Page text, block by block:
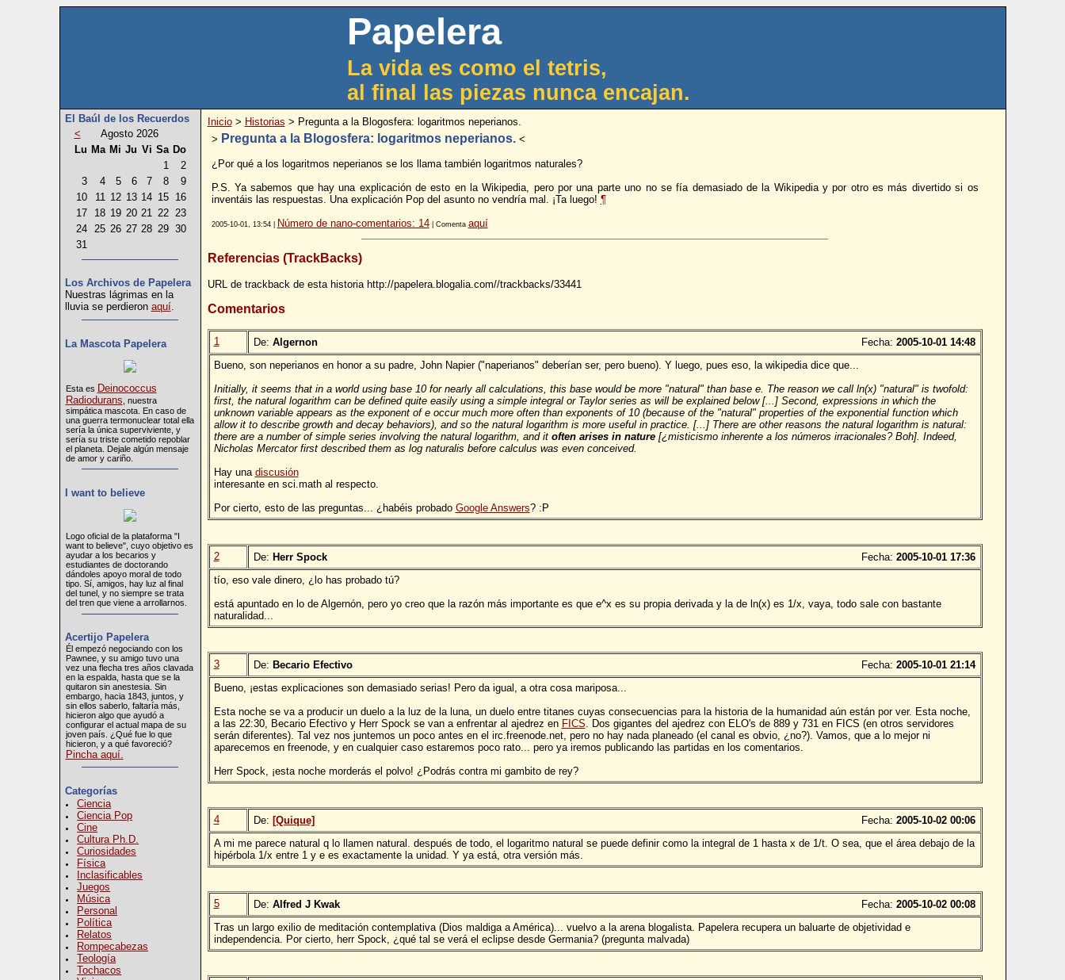
Papelera
La vida es como el tetris,
al final las piezas nunca encajan.
El Baúl de los Recuerdos
<
Agosto 2026
Lu Ma Mi Ju Vi Sa Do
1
2
3
4 5 6 7 8
9
10
11 12 13 14 15
16
17
18 19 20 21 22 23
24
25 26 27 28 29 30
31
Los Archivos de Papelera
Nuestras lágrimas en la
lluvia se perdieron aquí.
La Mascota Papelera
Esta es Deinococcus
Radiodurans , nuestra
simpática mascota. En caso de
una guerra termonuclear total ella
sería la única superviviente, y
sería su triste cometido repoblar
el planeta. Dejale algún mensaje
de amor y cariño.
I want to believe
Logo oficial de la plataforma "I
want to believe", cuyo objetivo es
ayudar a los becarios y
estudiantes de doctorando
dándoles apoyo moral de todo
tipo. Sí, amigos, hay luz al final
del tunel, y no siempre se trata
del tren que viene a arrollarnos.
Acertijo Papelera
Él empezó negociando con los
Pawnee, y su amigo tuvo una
vez una flecha tres años clavada
en la espalda, hasta que se la
quitaron sin anestesia. Sin
embargo, hacia 1843, juntos, y
sin ellos saberlo, faltaría más,
hicieron algo que ayudó a
configurar el actual mapa de su
joven país. ¿Qué fue lo que
hicieron, y a qué favoreció?
Pincha aquí.
Categorías
Ciencia
Ciencia Pop
Cine
Cultura Ph.D.
Curiosidades
Física
Inclasificables
Juegos
Música
Personal
Política
Relatos
Rompecabezas
Teología
Tochacos
Inicio> Historias > Pregunta a la Blogosfera: logaritmos neperianos.
> Pregunta a la Blogosfera: logaritmos neperianos.<
¿Por qué a los logaritmos neperianos se los llama también logaritmos naturales?
P.S. Ya sabemos que hay una explicación de esto en la Wikipedia, pero por una parte uno no se fía demasiado de la Wikipedia y por otro es más divertido si os
inventáis las respuestas. Una explicación Pop del asunto no vendría mal. ¡Ta luego! ¶
2005-10-01, 13:54 | Número de nano-comentarios: 14| Comenta aquí
Referencias (TrackBacks)
URL de trackback de esta historia http://papelera.blogalia.com//trackbacks/33441
Comentarios
1 De: Algernon Fecha: 2005-10-01 14:48
Bueno, son neperianos en honor a su padre, John Napier ("naperianos" deberían ser, pero bueno). Y luego, pues eso, la wikipedia dice que...
Initially, it seems that in a world using base 10 for nearly all calculations, this base would be more "natural" than base e. The reason we call ln(x) "natural" is twofold:
first, the natural logarithm can be defined quite easily using a simple integral or Taylor series as will be explained below [...] Second, expressions in which the
unknown variable appears as the exponent of e occur much more often than exponents of 10 (because of the "natural" properties of the exponential function which
allow it to describe growth and decay behaviors), and so the natural logarithm is more useful in practice. [...] There are other reasons the natural logarithm is natural:
there are a number of simple series involving the natural logarithm, and it often arises in nature[¿misticismo inherente a los números irracionales? Boh]. Indeed,
Nicholas Mercator first described them as log naturalis before calculus was even conceived.
Hay una discusión
interesante en sci.math al respecto.
Por cierto, esto de las preguntas... ¿habéis probado Google Answers? :P
2 De: Herr Spock Fecha: 2005-10-01 17:36
tío, eso vale dinero, ¿lo has probado tú?
está apuntado en lo de Algernón, pero yo creo que la razón más importante es que e^x es su propia derivada y la de ln(x) es 1/x, vaya, todo sale con bastante
naturalidad...
3 De: Becario Efectivo Fecha: 2005-10-01 21:14
Bueno, ¡estas explicaciones son demasiado serias! Pero da igual, a otra cosa mariposa...
Esta noche se va a producir un duelo a la luz de la luna, un duelo entre titanes cuyas consecuencias para la historia de la humanidad aún están por ver. Esta noche,
a las 22:30, Becario Efectivo y Herr Spock se van a enfrentar al ajedrez en FICS. Dos gigantes del ajedrez con ELO's de 889 y 731 en FICS (en otros servidores
serán diferentes). Tal vez nos juntemos un poco antes en el irc.freenode.net, pero no hay nada planeado (el canal es obvio, ¿no?). Vamos, que a lo mejor ni
aparecemos en freenode, y en cualquier caso estaremos poco rato... pero ya iremos publicando las partidas en los comentarios.
Herr Spock, ¡esta noche morderás el polvo! ¿Podrás contra mi gambito de rey?
4 De: [Quique] Fecha: 2005-10-02 00:06
A mi me parece natural q lo llamen natural. después de todo, el logaritmo natural se puede definir como la integral de 1 hasta x de 1/t. O sea, que el área debajo de la
hipérbola 1/x entre 1 y e es exactamente la unidad. Y ya está, otra versión más.
5 De: Alfred J Kwak Fecha: 2005-10-02 00:08
Tras un largo exilio de meditación contemplativa (Dios maldiga a América)... vuelvo a la arena blogalista. Papelera recupera un baluarte de objetividad e
independencia. Por cierto, herr Spock, ¿qué tal se verá el eclipse desde Germania? (pregunta malvada)